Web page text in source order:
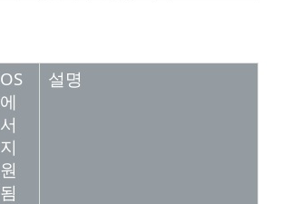
OS
에
서
지
원
됨
설명